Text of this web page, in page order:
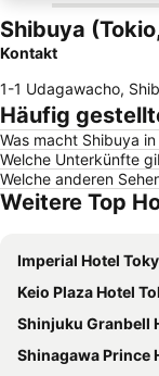
Shibuya
Kontakt
1-1 Udagawacho,
Häufig
Was macht Shibuya
Welche Unterkünfte
Welche anderen
Weitere Top
Imperial Hotel
Keio Plaza Hotel
Shinjuku Granbell
Shinagawa Prince